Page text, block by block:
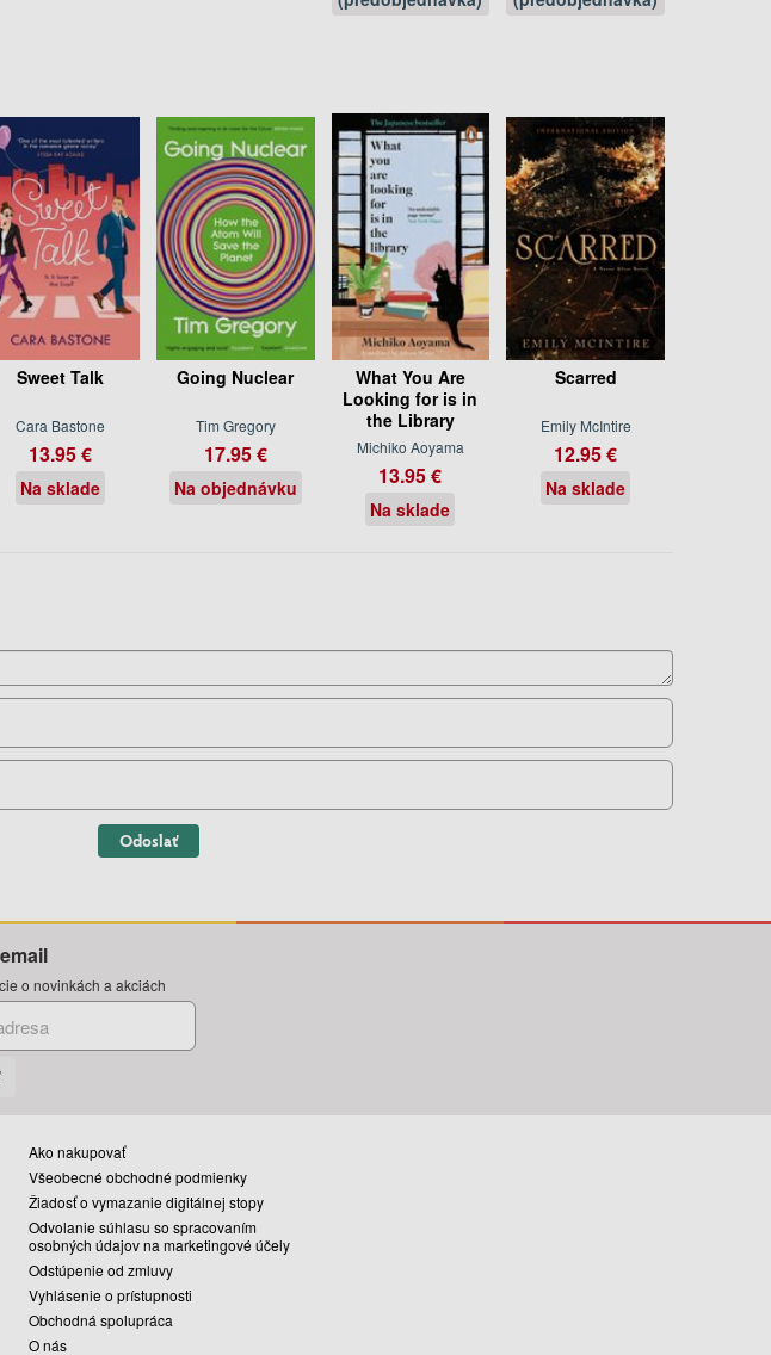
Sweet Talk
Cara Bastone
13.95 €
Na sklade
Going Nuclear
Tim Gregory
17.95 €
Na objednávku
What You Are
Looking for is in
the Library
Michiko Aoyama
13.95 €
Na sklade
Scarred
Emily McIntire
12.95 €
Na sklade
Odoslať
o novinkách a akciách
Ako nakupovať
Všeobecné obchodné podmienky
Žiadosť o vymazanie digitálnej stopy
Odvolanie súhlasu so spracovaním
osobných údajov na marketingové účely
Odstúpenie od zmluvy
Vyhlásenie o prístupnosti
Obchodná spolupráca
O nás